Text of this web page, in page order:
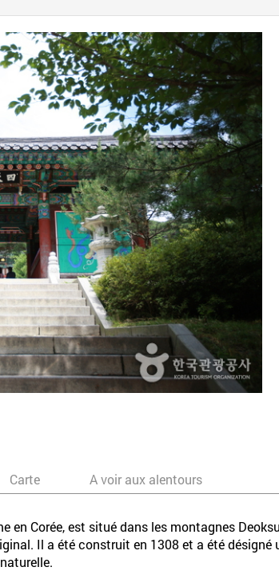
Carte A voir aux alentours
Corée, est situé dans les montagnes
Il a été construit en 1308 et a été désigné